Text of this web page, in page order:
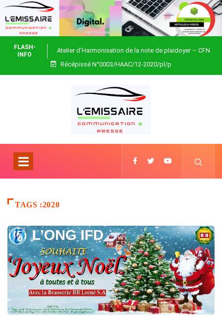
FLASH-
INFO
Atelier d’Harmonisation de la note de plaidoyer – CFN
Togo
Récépissé N°0003/HAAC/12-2020/pl/p
TAGS :2020